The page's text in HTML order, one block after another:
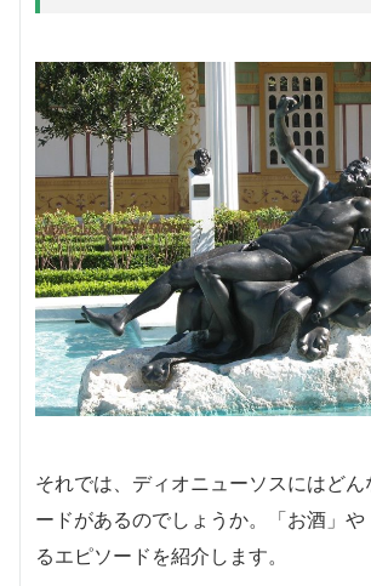
それでは、ディオニューソスにはどん
ードがあるのでしょうか。「お酒」
るエピソードを紹介します。